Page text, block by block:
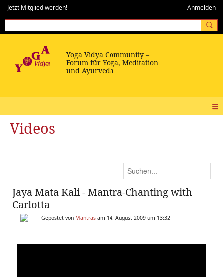
Jetzt Mitglied werden! Anmelden
Videos
Jaya Mata Kali - Mantra-Chanting with
Carlotta
Gepostet von Mantras am 14. August 2009 um 13:32